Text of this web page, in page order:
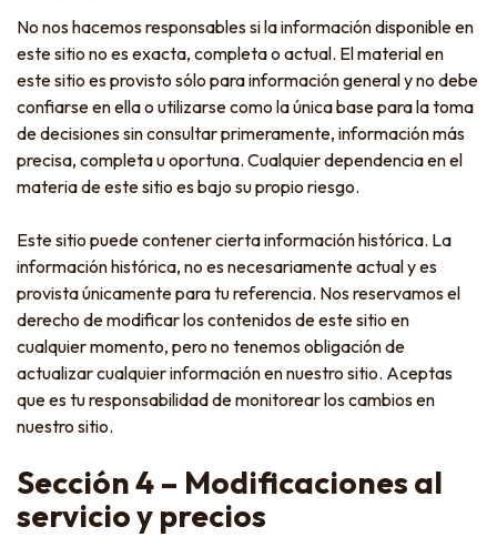
No nos hacemos responsables si la información disponible en
este sitio no es exacta, completa o actual. El material en
este sitio es provisto sólo para información general y no debe
confiarse en ella o utilizarse como la única base para la toma
de decisiones sin consultar primeramente, información más
precisa, completa u oportuna. Cualquier dependencia en el
materia de este sitio es bajo su propio riesgo.
Este sitio puede contener cierta información histórica. La
información histórica, no es necesariamente actual y es
provista únicamente para tu referencia. Nos reservamos el
derecho de modificar los contenidos de este sitio en
cualquier momento, pero no tenemos obligación de
actualizar cualquier información en nuestro sitio. Aceptas
que es tu responsabilidad de monitorear los cambios en
nuestro sitio.
Sección 4 – Modificaciones al
servicio y precios